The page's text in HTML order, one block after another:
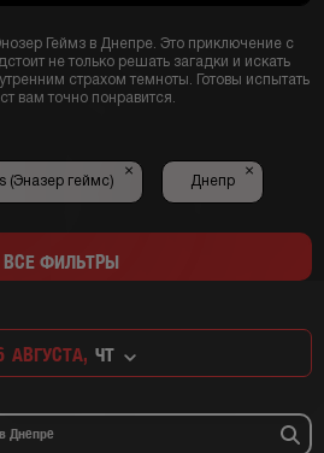
Геймз в Днепре. Это приключение с
не только решать загадки и искать
страхом темноты. Готовы испытать
вам точно понравится.
(Эназер геймс)
×
Днепр
×
ВСЕ ФИЛЬТРЫ
АВГУСТА, ЧТ